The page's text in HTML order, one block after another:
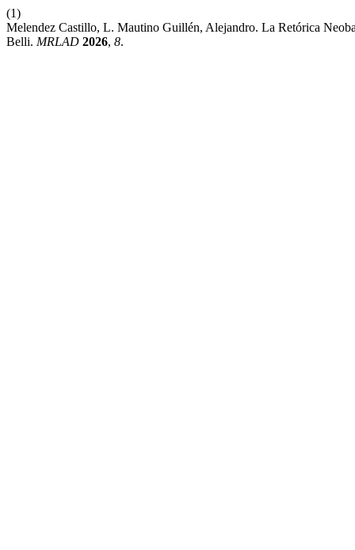
(1)
Melendez Castillo, L. Mautino Guillén, Alejandro. La Retórica
Belli. MRLAD 2026, 8.